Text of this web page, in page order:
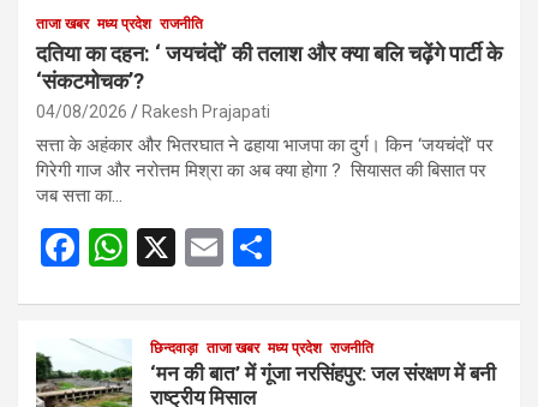
ताजा खबर मध्य प्रदेश राजनीति
दतिया का दहन: ‘ जयचंदों’ की तलाश और क्या बलि चढ़ेंगे पार्टी के
‘संकटमोचक’?
04/08/2026 Rakesh Prajapati
सत्ता के अहंकार और भितरघात ने ढहाया भाजपा का दुर्ग। किन ‘जयचंदों’ पर
गिरेगी गाज और नरोत्तम मिश्रा का अब क्या होगा ? सियासत की बिसात पर
जब सत्ता का…
F
b
W
s
X
E
e
छिन्दवाड़ा ताजा खबर मध्य प्रदेश राजनीति
‘मन की बात’ में गूंजा नरसिंहपुर: जल संरक्षण में बनी
राष्ट्रीय मिसाल